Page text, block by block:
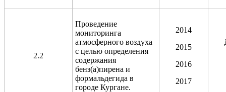
2.2
Проведение
мониторинга
атмосферного воздуха
с целью определения
содержания
бенз(а)пирена и
формальдегида в
городе Кургане.
2014
2015
2016
2017